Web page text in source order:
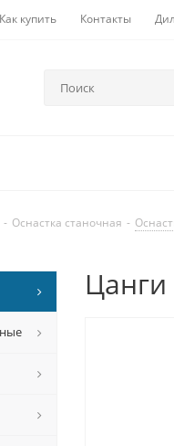
Как купить Контакты
- Оснастка станочная -
Цанги